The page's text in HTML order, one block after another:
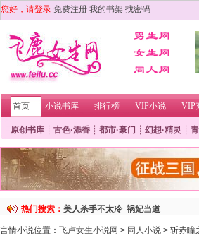
您好，请登录 免费注册 我的书架 找密码
首页 小说书库 排行榜 VIP小说 VIP
原创书库 ┊ 古色·添香 ┊ 都市·豪门 ┊ 幻想·精灵 ┊
热门搜索： 美人杀手不太冷 祸妃当道
言情小说位置： 飞卢女生小说网 > 同人小说 > 斩赤瞳